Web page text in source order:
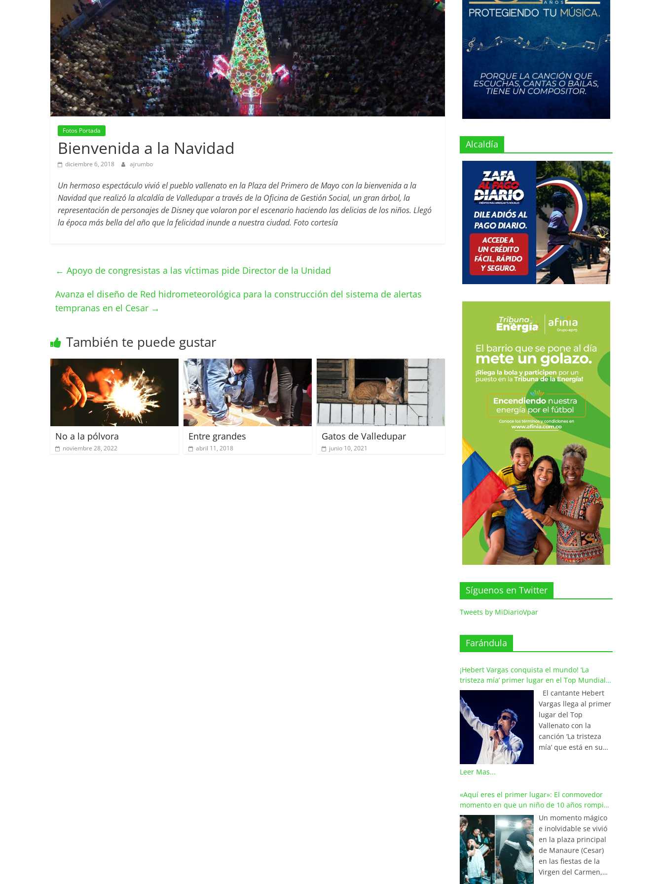
Fotos Portada
Bienvenida a la Navidad
diciembre 6, 2018 ajrumbo
Un hermoso espectáculo vivió el pueblo vallenato en la Plaza del Primero de Mayo con la bienvenida a la
Navidad que realizó la alcaldía de Valledupar a través de la Oficina de Gestión Social, un gran árbol, la
representación de personajes de Disney que volaron por el escenario haciendo las delicias de los niños. Llegó
la época más bella del año que la felicidad inunde a nuestra ciudad. Foto cortesía
← Apoyo de congresistas a las víctimas pide Director de la Unidad
Avanza el diseño de Red hidrometeorológica para la construcción del sistema de alertas
tempranas en el Cesar →
También te puede gustar
No a la pólvora
noviembre 28, 2022
Entre grandes
abril 11, 2018
Gatos de Valledupar
junio 10, 2021
Alcaldía
Síguenos en Twitter
Tweets by MiDiarioVpar
Farándula
¡Hebert Vargas conquista el mundo! ‘La
tristeza mía’ primer lugar en el Top Mundial
del Vallenato
El cantante Hebert
Vargas llega al primer
lugar del Top
Vallenato con la
canción ‘La tristeza
mía’ que está en su
de los listados
musicales en
Colombia y países de
América y Europa.
Esta emotiva
composición del
maestro Wilfran
Castillo se posicionó
en el primer lugar de
Leer Mas...
«Aquí eres el primer lugar»: El conmovedor
momento en que un niño de 10 años rompió
en llanto al cantar con Iván Villazón
Un momento mágico
e inolvidable se vivió
en la plaza principal
de Manaure (Cesar)
en las fiestas de la
Virgen del Carmen,